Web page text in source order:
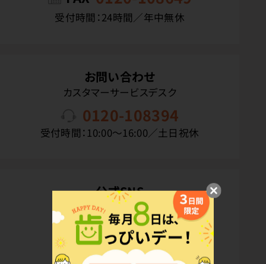
受付時間：24時間／年中無休
お問い合わせ
カスタマーサービスデスク
0120-108394
受付時間：10:00〜16:00／土日祝休
公式SNS